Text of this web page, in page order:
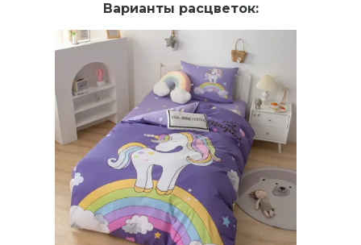
Варианты расцветок: